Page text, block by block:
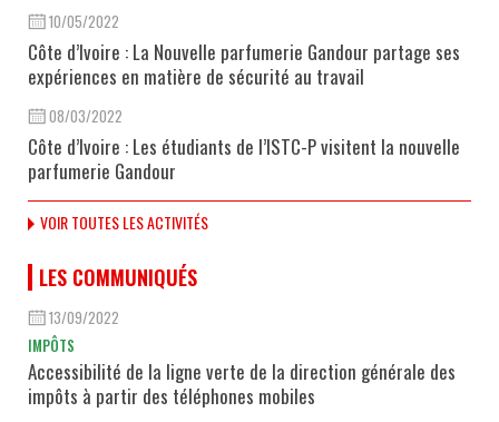
10/05/2022
Côte d’Ivoire : La Nouvelle parfumerie Gandour partage ses
expériences en matière de sécurité au travail
08/03/2022
Côte d’Ivoire : Les étudiants de l’ISTC-P visitent la nouvelle
parfumerie Gandour
VOIR TOUTES LES ACTIVITÉS
LES COMMUNIQUÉS
13/09/2022
IMPÔTS
Accessibilité de la ligne verte de la direction générale des
impôts à partir des téléphones mobiles